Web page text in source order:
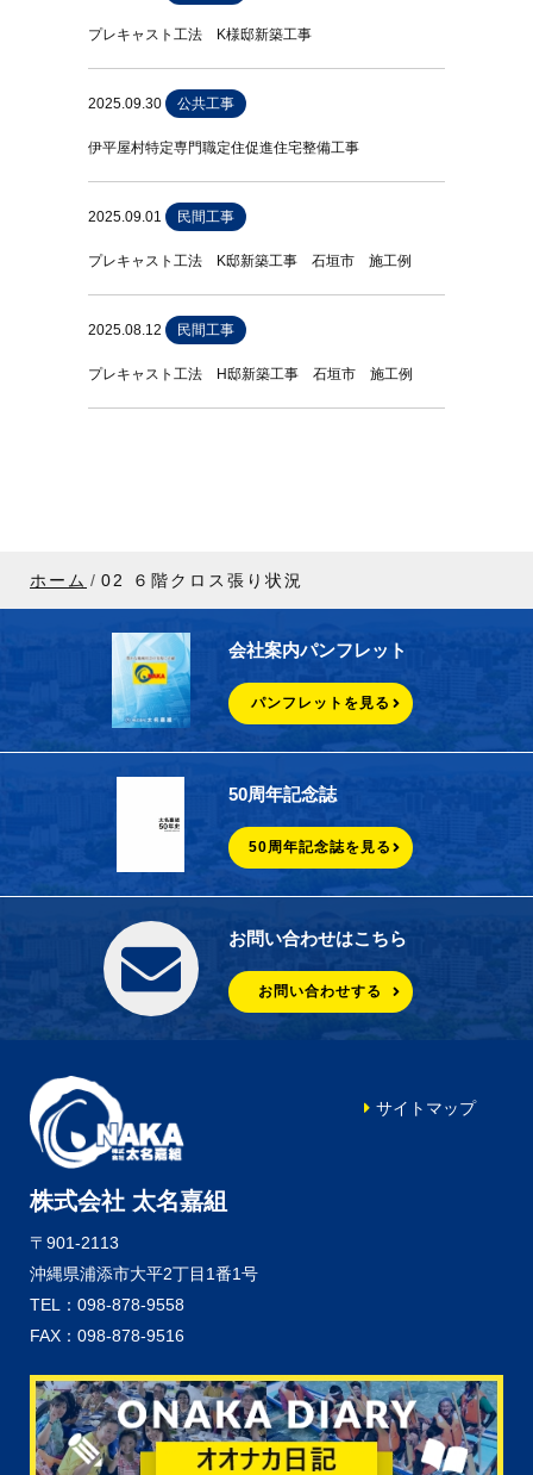
プレキャスト工法 K様邸新築工事
2025.09.30 公共工事
伊平屋村特定専門職定住促進住宅整備工事
2025.09.01 民間工事
プレキャスト工法 K邸新築工事 石垣市 施工例
2025.08.12 民間工事
プレキャスト工法 H邸新築工事 石垣市 施工例
ホーム 02 ６階クロス張り状況
会社案内パンフレット
パンフレットを見る
50周年記念誌
50周年記念誌を見る
お問い合わせはこちら
お問い合わせする
株式会社 太名嘉組
〒901-2113
沖縄県浦添市大平2丁目1番1号
TEL：098-878-9558
FAX：098-878-9516
サイトマップ